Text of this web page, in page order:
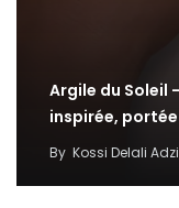
Argile du Soleil
inspirée,
By Kossi Delali